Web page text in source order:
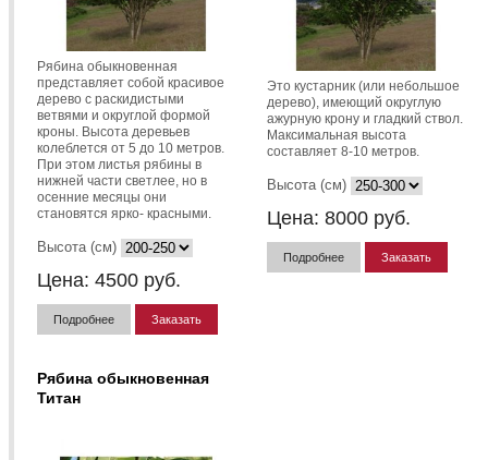
Рябина обыкновенная
представляет собой красивое
дерево с раскидистыми
ветвями и округлой формой
кроны. Высота деревьев
колеблется от 5 до 10 метров.
При этом листья рябины в
нижней части светлее, но в
осенние месяцы они
становятся ярко- красными.
Высота (см)
Цена: 4500 руб.
Подробнее Заказать
Это кустарник (или небольшое
дерево), имеющий округлую
ажурную крону и гладкий ствол.
Максимальная высота
составляет 8-10 метров.
Высота (см)
Цена: 8000 руб.
Подробнее Заказать
Рябина обыкновенная
Титан